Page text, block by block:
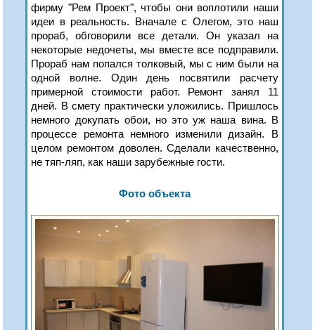
фирму "Рем Проект", чтобы они воплотили наши
идеи в реальность. Вначале с Олегом, это наш
прораб, обговорили все детали. Он указал на
некоторые недочеты, мы вместе все подправили.
Прораб нам попался толковый, мы с ним были на
одной волне. Один день посвятили расчету
примерной стоимости работ. Ремонт занял 11
дней. В смету практически уложились. Пришлось
немного докупать обои, но это уж наша вина. В
процессе ремонта немного изменили дизайн. В
целом ремонтом доволен. Сделали качественно,
не тяп-ляп, как наши зарубежные гости.
Фото объекта